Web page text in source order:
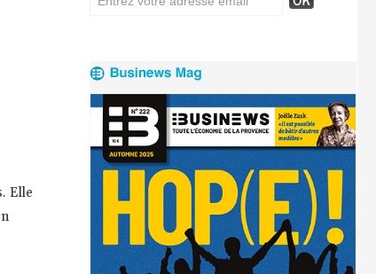
Elle